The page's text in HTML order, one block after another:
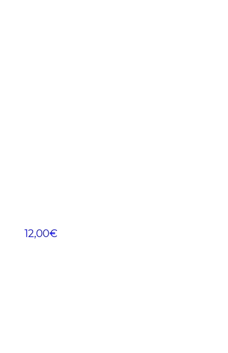
12,00€